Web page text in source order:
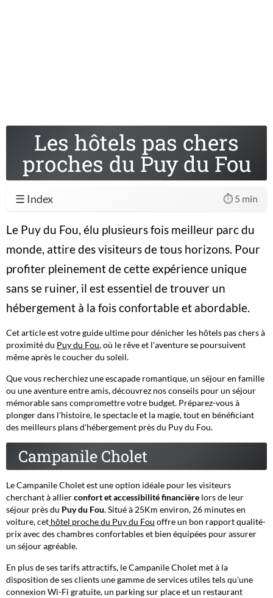
Les hôtels pas chers
proches du Puy du Fou
☰ Index ⏱️ 5 min
Le Puy du Fou, élu plusieurs fois meilleur parc du
monde, attire des visiteurs de tous horizons. Pour
profiter pleinement de cette expérience unique
sans se ruiner, il est essentiel de trouver un
hébergement à la fois confortable et abordable.
Cet article est votre guide ultime pour dénicher les hôtels pas chers à
proximité du Puy du Fou, où le rêve et l'aventure se poursuivent
même après le coucher du soleil.
Que vous recherchiez une escapade romantique, un séjour en famille
ou une aventure entre amis, découvrez nos conseils pour un séjour
mémorable sans compromettre votre budget. Préparez-vous à
plonger dans l'histoire, le spectacle et la magie, tout en bénéficiant
des meilleurs plans d'hébergement près du Puy du Fou.
Campanile Cholet
Le Campanile Cholet est une option idéale pour les visiteurs
cherchant à allierconfort et accessibilité financière lors de leur
séjour près du Puy du Fou. Situé à 25Km environ, 26 minutes en
voiture, cet hôtel proche du Puy du Fou offre un bon rapport qualité-
prix avec des chambres confortables et bien équipées pour assurer
un séjour agréable.
En plus de ses tarifs attractifs, le Campanile Cholet met à la
disposition de ses clients une gamme de services utiles tels qu'une
connexion Wi-Fi gratuite, un parking sur place et un restaurant